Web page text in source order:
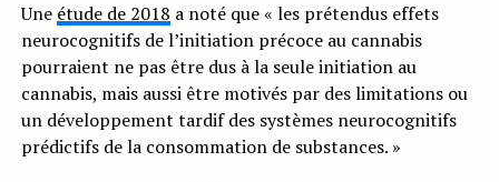
Une étude de 2018 a noté que « les prétendus effets
neurocognitifs de l’initiation précoce au cannabis
pourraient ne pas être dus à la seule initiation au
cannabis, mais aussi être motivés par des limitations ou
un développement tardif des systèmes neurocognitifs
prédictifs de la consommation de substances. »